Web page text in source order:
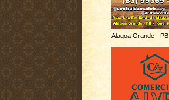
Alagoa Grande - PB